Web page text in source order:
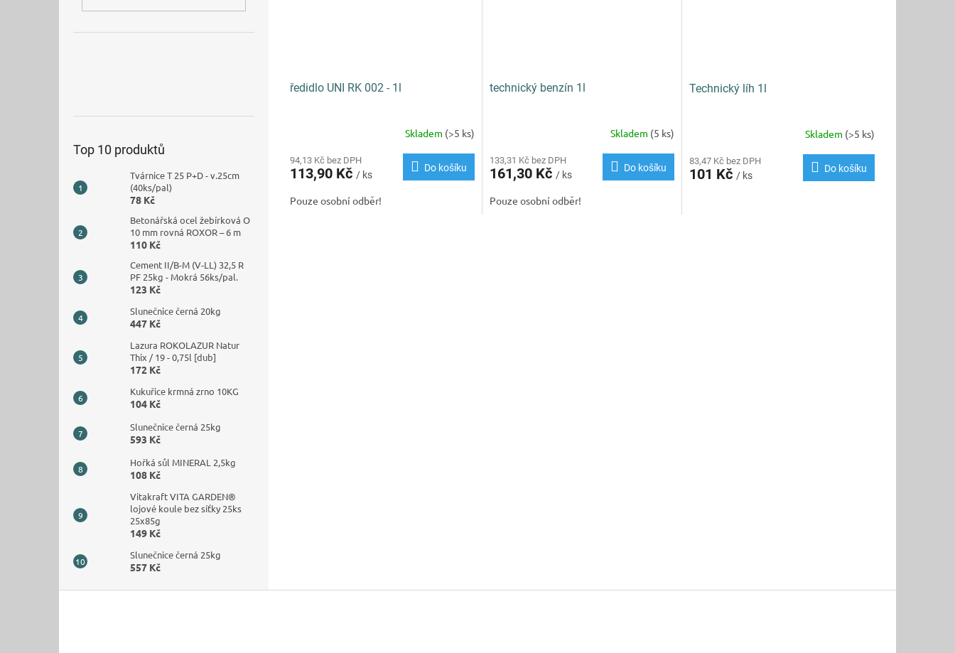
Top 10 produktů
Tvárnice T 25 P+D - v.25cm
(40ks/pal)
78 Kč
Betonářská ocel žebírková O
10 mm rovná ROXOR – 6 m
110 Kč
Cement II/B-M (V-LL) 32,5 R
PF 25kg - Mokrá 56ks/pal.
123 Kč
Slunečnice černá 20kg
447 Kč
Lazura ROKOLAZUR Natur
Thix / 19 - 0,75l [dub]
172 Kč
Kukuřice krmná zrno 10KG
104 Kč
Slunečnice černá 25kg
593 Kč
Hořká sůl MINERAL 2,5kg
108 Kč
Vitakraft VITA GARDEN®
lojové koule bez síťky 25ks
25x85g
149 Kč
Slunečnice černá 25kg
557 Kč
ředidlo UNI RK 002 - 1l
Skladem (>5 ks)
94,13 Kč bez DPH
113,90 Kč / ks
Do košíku
Pouze osobní odběr!
technický benzín 1l
Skladem (5 ks)
133,31 Kč bez DPH
161,30 Kč / ks
Do košíku
Pouze osobní odběr!
Technický líh 1l
Skladem (>5 ks)
83,47 Kč bez DPH
101 Kč / ks
Do košíku